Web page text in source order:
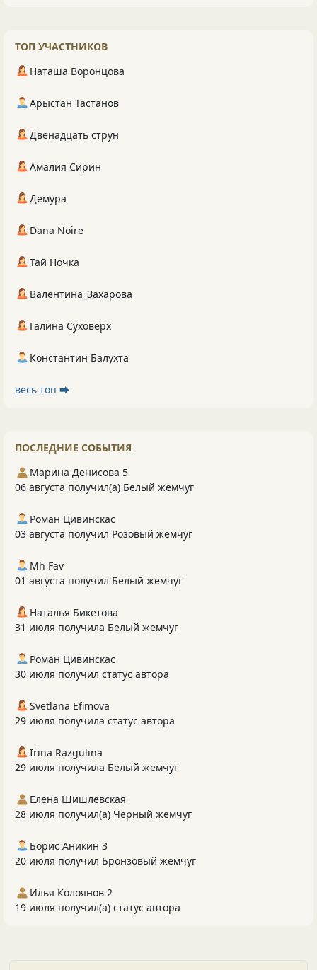
ТОП УЧАСТНИКОВ
Наташа Воронцова
Арыстан Тастанов
Двенадцать струн
Амалия Сирин
Демура
Dana Noire
Тай Ночка
Валентина_Захарова
Галина Суховерх
Константин Балухта
весь топ ⮕
ПОСЛЕДНИЕ СОБЫТИЯ
Марина Денисова 5
06 августа получил(а) Белый жемчуг
Роман Цивинскас
03 августа получил Розовый жемчуг
Mh Fav
01 августа получил Белый жемчуг
Наталья Бикетова
31 июля получила Белый жемчуг
Роман Цивинскас
30 июля получил статус автора
Svetlana Efimova
29 июля получила статус автора
Irina Razgulina
29 июля получила Белый жемчуг
Елена Шишлевская
28 июля получил(а) Черный жемчуг
Борис Аникин 3
20 июля получил Бронзовый жемчуг
Илья Колоянов 2
19 июля получил(а) статус автора